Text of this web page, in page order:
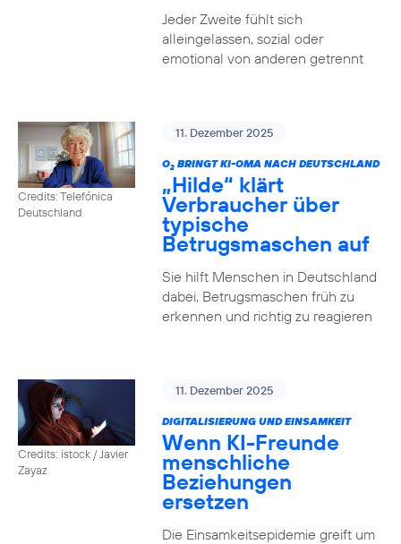
Jeder Zweite fühlt sich
alleingelassen, sozial oder
emotional von anderen getrennt
Credits: Telefónica
Deutschland
11. Dezember 2025
O2BRINGT KI-OMA NACH DEUTSCHLAND
„Hilde“ klärt
Verbraucher über
typische
Betrugsmaschen auf
Sie hilft Menschen in Deutschland
dabei, Betrugsmaschen früh zu
erkennen und richtig zu reagieren
Credits: istock / Javier
Zayaz
11. Dezember 2025
DIGITALISIERUNG UND EINSAMKEIT
Wenn KI-Freunde
menschliche
Beziehungen
ersetzen
Die Einsamkeitsepidemie greift um